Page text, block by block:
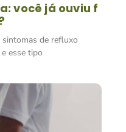
você já ouviu f
de refluxo
esse tipo